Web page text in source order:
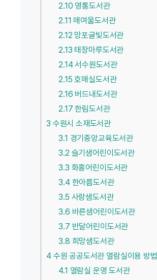
2.10 영통도서관
2.11 매여울도서관
2.12 망포글빛도서관
2.13 태장마루도서관
2.14 서수원도서관
2.15 호매실도서관
2.16 버드내도서관
2.17 한림도서관
3 수원시 소재도서관
3.1 경기중앙교육도서관
3.2 슬기샘어린이도서관
3.3 화홍어린이도서관
3.4 한아름도서관
3.5 사랑샘도서관
3.6 바른샘어린이도서관
3.7 반달어린이도서관
3.8 희망샘도서관
4 수원 공공도서관 열람실이용 방법
4.1 열람실 운영 도서관